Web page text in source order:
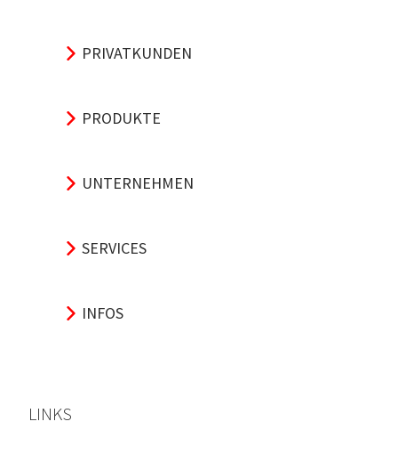
PRIVATKUNDEN
PRODUKTE
UNTERNEHMEN
SERVICES
INFOS
LINKS